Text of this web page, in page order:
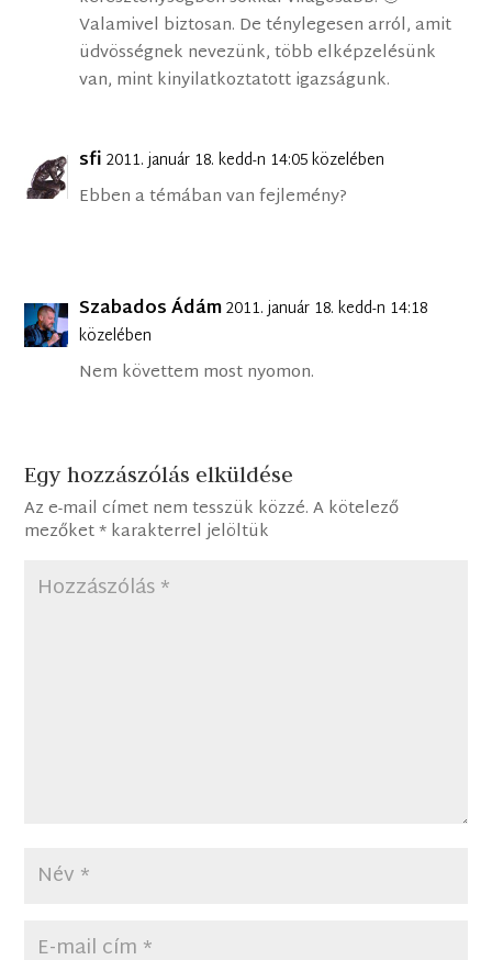
Valamivel biztosan. De ténylegesen arról, amit
üdvösségnek nevezünk, több elképzelésünk
van, mint kinyilatkoztatott igazságunk.
sfi 2011. január 18. kedd-n 14:05 közelében
Ebben a témában van fejlemény?
Szabados Ádám2011. január 18. kedd-n 14:18
közelében
Nem követtem most nyomon.
Egy hozzászólás elküldése
Az e-mail címet nem tesszük közzé. A kötelező
mezőket*karakterrel jelöltük